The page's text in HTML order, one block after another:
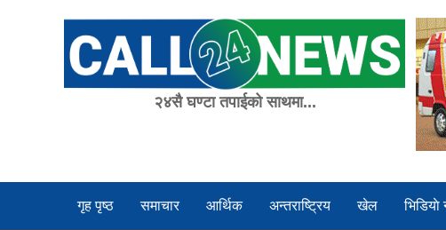
२४सै घण्टा तपाईको साथमा...
गृह पृष्ठ समाचार आर्थिक अन्तराष्ट्रिय खेल भिडियाे